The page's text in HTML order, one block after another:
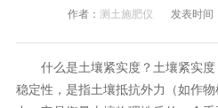
作者： 测土施肥仪 发表时间
什么是土壤紧实度？土壤紧实度
稳定性，是指土壤抵抗外力（如作